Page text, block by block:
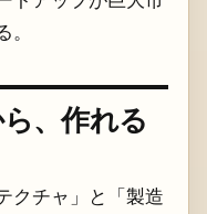
、作れる
クチャ」と「製造